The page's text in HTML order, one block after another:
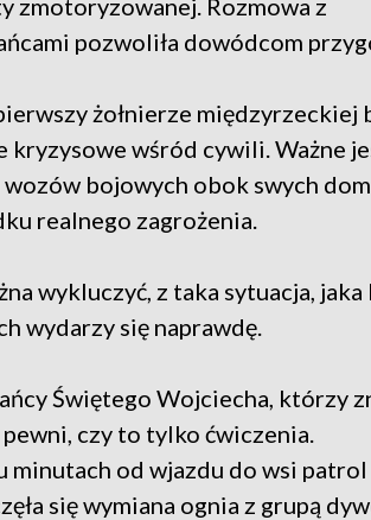
pozwoliła dowódcom
żołnierze
kryzysowe wśród cywili. Ważne
bojowych obok swych
realnego zagrożenia.
wykluczyć, z taka sytuacja,
wydarzy się naprawdę.
Świętego Wojciecha, którzy
czy to tylko ćwiczenia.
minutach od wjazdu do wsi
się wymiana ognia z grupą